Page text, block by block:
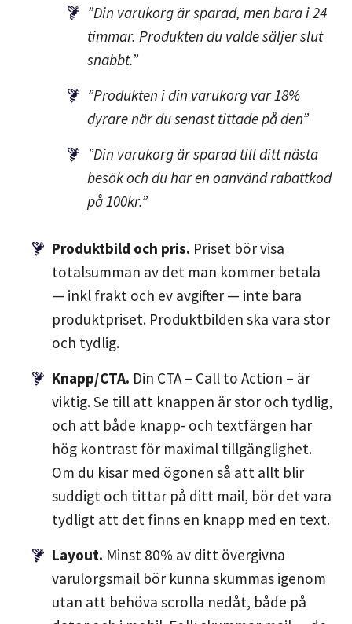
”Din varukorg är sparad, men bara i 24
timmar. Produkten du valde säljer slut
snabbt.”
”Produkten i din varukorg var 18%
dyrare när du senast tittade på den”
”Din varukorg är sparad till ditt nästa
besök och du har en oanvänd rabattkod
på 100kr.”
Produktbild och pris. Priset bör visa
totalsumman av det man kommer betala
— inkl frakt och ev avgifter — inte bara
produktpriset. Produktbilden ska vara stor
och tydlig.
Knapp/CTA. Din CTA – Call to Action – är
viktig. Se till att knappen är stor och tydlig,
och att både knapp- och textfärgen har
hög kontrast för maximal tillgänglighet.
Om du kisar med ögonen så att allt blir
suddigt och tittar på ditt mail, bör det vara
tydligt att det finns en knapp med en text.
Layout. Minst 80% av ditt övergivna
varulorgsmail bör kunna skummas igenom
utan att behöva scrolla nedåt, både på